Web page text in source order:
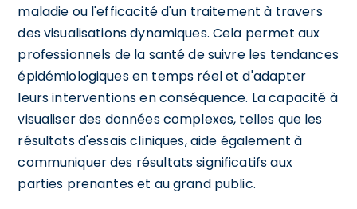
maladie ou l'efficacité d'un traitement à travers
des visualisations dynamiques. Cela permet aux
professionnels de la santé de suivre les tendances
épidémiologiques en temps réel et d'adapter
leurs interventions en conséquence. La capacité à
visualiser des données complexes, telles que les
résultats d'essais cliniques, aide également à
communiquer des résultats significatifs aux
parties prenantes et au grand public.